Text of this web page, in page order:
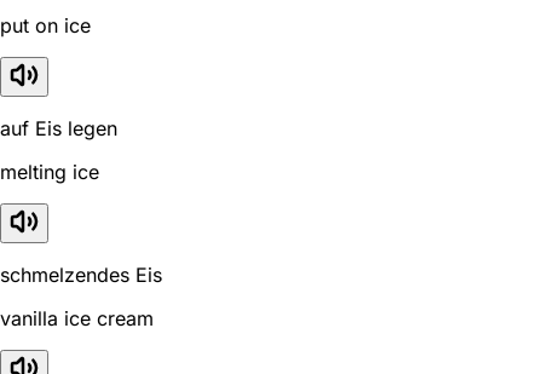
put on ice
auf Eis legen
melting ice
schmelzendes Eis
vanilla ice cream